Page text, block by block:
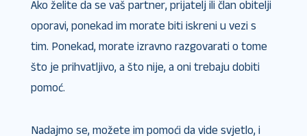
Ako želite da se vaš partner, prijatelj ili član obitelji
oporavi, ponekad im morate biti iskreni u vezi s
tim. Ponekad, morate izravno razgovarati o tome
što je prihvatljivo, a što nije, a oni trebaju dobiti
pomoć.
Nadajmo se, možete im pomoći da vide svjetlo, i